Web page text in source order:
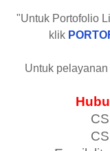
"Untuk Portofolio
klik
Untuk